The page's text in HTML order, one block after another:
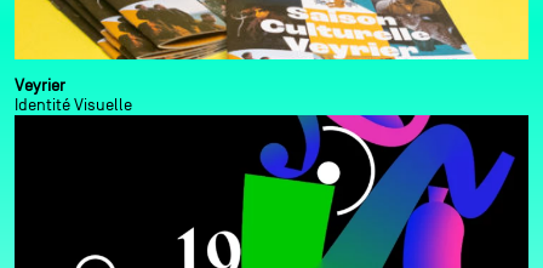
Veyrier
Identité Visuelle